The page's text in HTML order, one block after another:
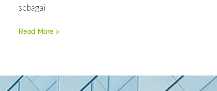
sebagai
Read More >